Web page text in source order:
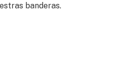
banderas.